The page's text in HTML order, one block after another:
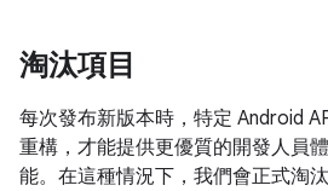
淘汰項目
每次發布新版本時，特定 Android
重構，才能提供更優質的開發人員
能。在這種情況下，我們會正式淘